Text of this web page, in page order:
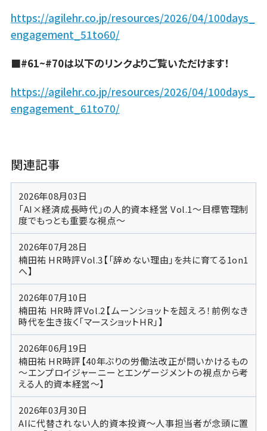
https://agilehr.co.jp/resources/2026/04/100days_
engagement_51to60/
■#61~#70は以下のリンクよりご覧いただけます！
https://agilehr.co.jp/resources/2026/04/100days_
engagement_61to70/
関連記事
2026年08月03日
「AI×経済成長時代」の人的資本経営 Vol.1～目標管理制
度でもっとも重要な視点～
2026年07月28日
楠田祐 HR時評Vol.3【「辞めない理由」を共に育てる1on1
へ】
2026年07月10日
楠田祐 HR時評Vol.2【ムーンショットを超えろ！前例なき
時代を生き抜く「マースショットHR」】
2026年06月19日
楠田祐 HR時評【40年ぶりの労働法改正が問いかけるもの
～エンプロイジャーニーとエンゲージメントの視点から考
える人的資本経営～】
2026年03月30日
AIに代替されない人的資本投資～人事担当者が念頭に置